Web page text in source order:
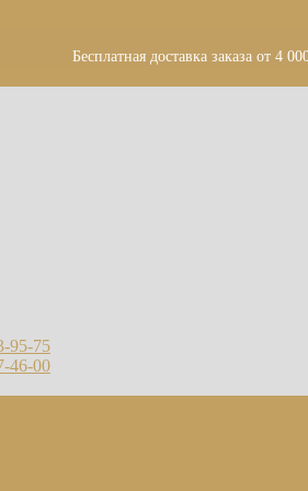
Бесплатная доставка заказа от 4
95-75
46-00